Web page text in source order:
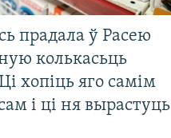
прадала ў Расею
колькасьць
хопіць яго самім
і ці ня вырастуць